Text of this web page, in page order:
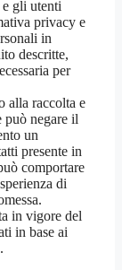
gli utenti
privacy e
in
descritte,
per
alla raccolta e
può negare il
un
presente in
comportare
di
in vigore del
in base ai